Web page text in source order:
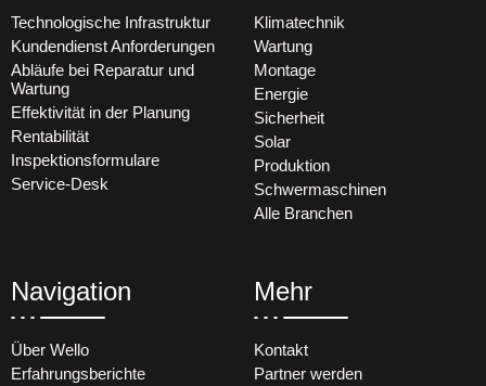
Technologische Infrastruktur
Kundendienst Anforderungen
Abläufe bei Reparatur und
Wartung
Effektivität in der Planung
Rentabilität
Inspektionsformulare
Service-Desk
Klimatechnik
Wartung
Montage
Energie
Sicherheit
Solar
Produktion
Schwermaschinen
Alle Branchen
Navigation
Über Wello
Erfahrungsberichte
Mehr
Kontakt
Partner werden